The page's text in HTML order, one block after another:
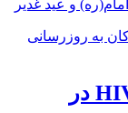
راهنمای مصرف داروهای HIV در